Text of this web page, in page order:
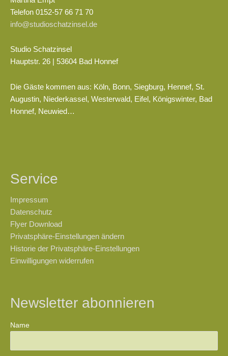
Telefon 0152-57 66 71 70
info@studioschatzinsel.de
Studio Schatzinsel
Hauptstr. 26 | 53604 Bad Honnef
Die Gäste kommen aus: Köln, Bonn, Siegburg, Hennef, St.
Augustin, Niederkassel, Westerwald, Eifel, Königswinter, Bad
Honnef, Neuwied…
Service
Impressum
Datenschutz
Flyer Download
Privatsphäre-Einstellungen ändern
Historie der Privatsphäre-Einstellungen
Einwilligungen widerrufen
Newsletter abonnieren
Name